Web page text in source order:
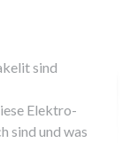
sind
Elektro-
sind und was